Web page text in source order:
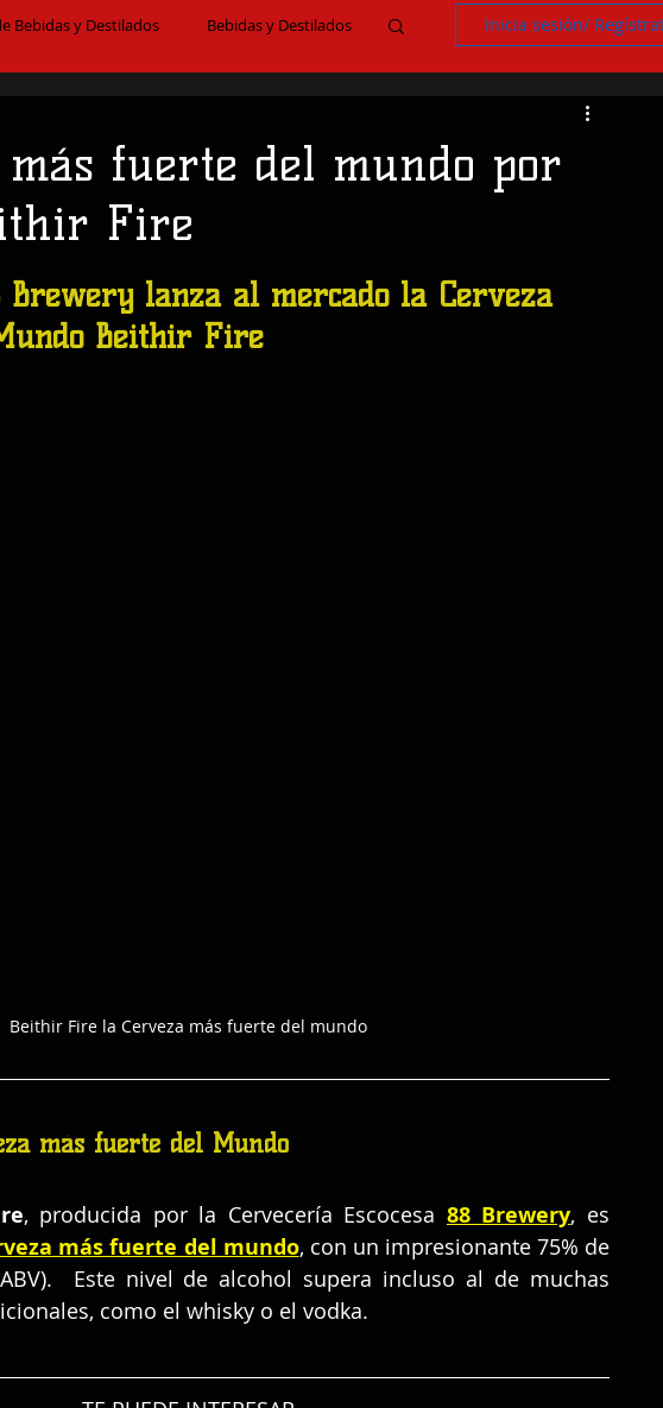
Bebidas y Destilados Bebidas y Destilados Inicia sesión/
más fuerte del mundo por
Fire
Brewery lanza al mercado la Cerveza
Beithir Fire
Beithir Fire la Cerveza más fuerte del mundo
más fuerte del Mundo
, producida por la Cervecería Escocesa 88 Brewery, es
más fuerte del mundo, con un impresionante 75% de
Este nivel de alcohol supera incluso al de muchas
como el whisky o el vodka.